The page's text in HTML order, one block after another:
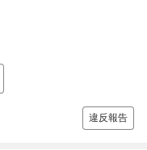
違反報告